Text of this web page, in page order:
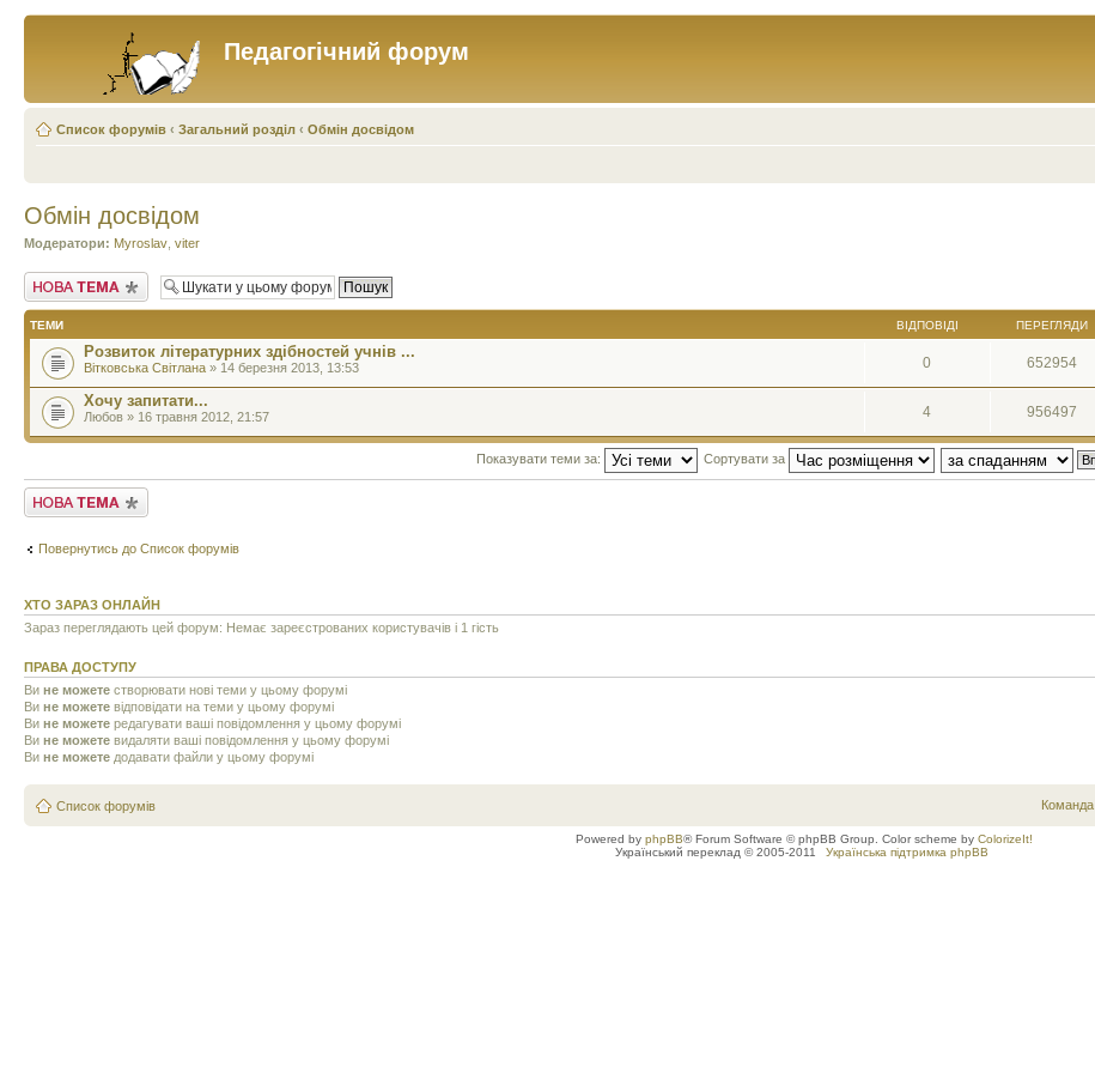
Педагогічний форум
Список форумів ‹ Загальний розділ ‹ Обмін досвідом
Обмін досвідом
Модератори: Myroslav viter
Створити нову тему
ТЕМИ ВІДПОВІДІ ПЕРЕГЛЯДИ
Розвиток літературних здібностей учнів ...
Вітковська Світлана » 14 березня 2013, 13:53 0 652954
Хочу запитати...
Любов » 16 травня 2012, 21:57 4 956497
Показувати теми за: Сортувати за
Створити нову тему
Повернутись до Список форумів
ХТО ЗАРАЗ ОНЛАЙН
Зараз переглядають цей форум: Немає зареєстрованих користувачів і 1 гість
ПРАВА ДОСТУПУ
Ви не можете створювати нові теми у цьому форумі
Ви не можете відповідати на теми у цьому форумі
Ви не можете редагувати ваші повідомлення у цьому форумі
Ви не можете видаляти ваші повідомлення у цьому форумі
Ви не можете додавати файли у цьому форумі
Список форумів Команда
Powered by phpBB® Forum Software © phpBB Group. Color scheme by ColorizeIt!
Український переклад © 2005-2011
Українська підтримка phpBB